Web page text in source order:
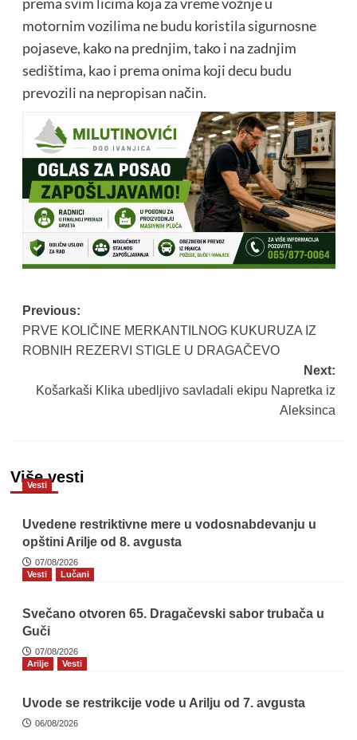
motornim vozilima ne budu koristila sigurnosne
pojaseve, kako na prednjim, tako i na zadnjim
sedištima, kao i prema onima koji decu budu
prevozili na nepropisan način.
Post
navigation
Previous:
PRVE KOLIČINE MERKANTILNOG KUKURUZA IZ
ROBNIH REZERVI STIGLE U DRAGAČEVO
Next:
Košarkaši Klika ubedljivo savladali ekipu Napretka iz
Aleksinca
Više vesti
Vesti
Uvedene restriktivne mere u vodosnabdevanju u
opštini Arilje od 8. avgusta
07/08/2026
Vesti
Lučani
Svečano otvoren 65. Dragačevski sabor trubača u
Guči
07/08/2026
Arilje
Vesti
Uvode se restrikcije vode u Arilju od 7. avgusta
06/08/2026